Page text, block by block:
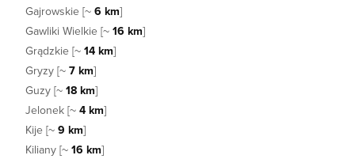
Gajrowskie [~ 6 km]
Gawliki Wielkie [~ 16 km]
Grądzkie [~ 14 km]
Gryzy [~ 7 km]
Guzy [~ 18 km]
Jelonek [~ 4 km]
Kije [~ 9 km]
Kiliany [~ 16 km]